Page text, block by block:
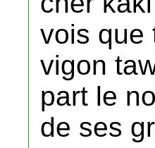
vois que
vigon
part le
de ses